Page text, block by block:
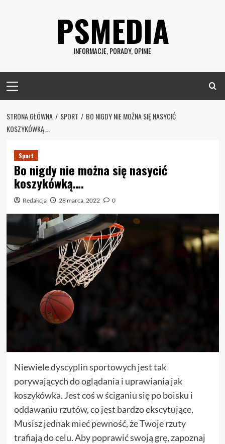
PSMEDIA
INFORMACJE, PORADY, OPINIE
Menu
STRONA GŁÓWNA SPORT
BO NIGDY NIE MOŻNA SIĘ NASYCIĆ
KOSZYKÓWKĄ….
Sport
Bo nigdy nie można się nasycić
koszykówką….
Redakcja 28 marca, 2022 0
Niewiele dyscyplin sportowych jest tak
porywających do oglądania i uprawiania jak
koszykówka. Jest coś w ściganiu się po boisku i
oddawaniu rzutów, co jest bardzo ekscytujące.
Musisz jednak mieć pewność, że Twoje rzuty
trafiają do celu. Aby poprawić swoją grę, zapoznaj